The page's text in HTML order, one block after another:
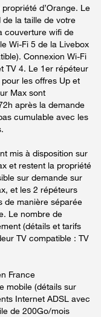
d’Orange. Le
la taille de votre
couverture wifi de
Wi-Fi 5 de la Livebox
Connexion Wi-Fi
TV 4. Le 1er répéteur
les offres Up et
Max sont
après la demande
cumulable avec les
mis à disposition sur
et restent la propriété
sur demande sur
et les 2 répéteurs
de manière séparée
Le nombre de
(détails et tarifs
TV compatible : TV
France
mobile (détails sur
Internet ADSL avec
de 200Go/mois